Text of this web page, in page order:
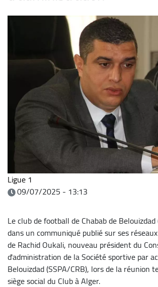
Ligue 1
09/07/2025 - 13:13
Le club de football de Chabab de
dans un communiqué publié sur ses
de Rachid Oukali, nouveau président du
d'administration de la Société sportive par
Belouizdad (SSPA/CRB), lors de la réunion
siège social du Club à Alger.